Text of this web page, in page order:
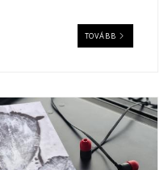
TOVÁBB